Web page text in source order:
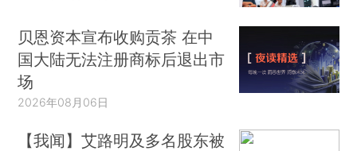
贝恩资本宣布收购贡茶 在中
国大陆无法注册商标后退出市
场
2026年08月06日
【我闻】艾路明及多名股东被